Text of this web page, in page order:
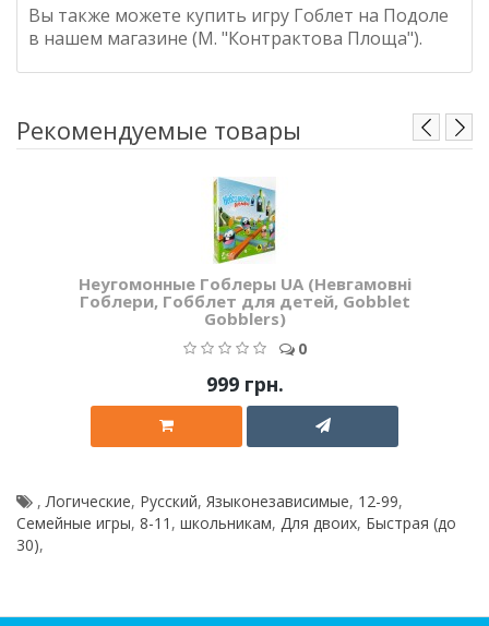
Вы также можете купить игру Гоблет на Подоле
в нашем магазине (М. "Контрактова Площа").
Рекомендуемые товары
Неугомонные Гоблеры UA (Невгамовні
Гоблери, Гобблет для детей, Gobblet
Gobblers)
0
999 грн.
, Логические, Русский, Языконезависимые, 12-99,
Семейные игры, 8-11 , школьникам, Для двоих, Быстрая (до
30),